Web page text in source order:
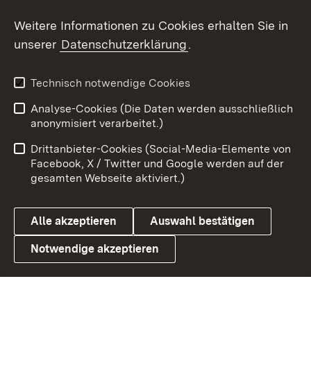
X / Twitter
Youtube
Link zum Landesportal
Impressum
Kontakt
Barrierefreiheit
Datenschutz
Cookies
Weitere Informationen zu Cookies erhalten Sie in
unserer Datenschutzerklärung.
Technisch notwendige Cookies
Analyse-Cookies (Die Daten werden ausschließlich
anonymisiert verarbeitet.)
Drittanbieter-Cookies (Social-Media-Elemente von
Facebook, X / Twitter und Google werden auf der
gesamten Webseite aktiviert.)
Alle akzeptieren Auswahl bestätigen
Notwendige akzeptieren